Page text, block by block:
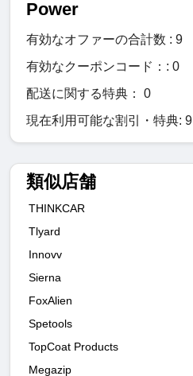
Power
有効なオファーの合計数 : 9
有効なクーポンコード：: 0
配送に関する特典： 0
現在利用可能な割引・特典: 9
類似店舗
THINKCAR
Tlyard
Innovv
Sierna
FoxAlien
Spetools
TopCoat Products
Megazip